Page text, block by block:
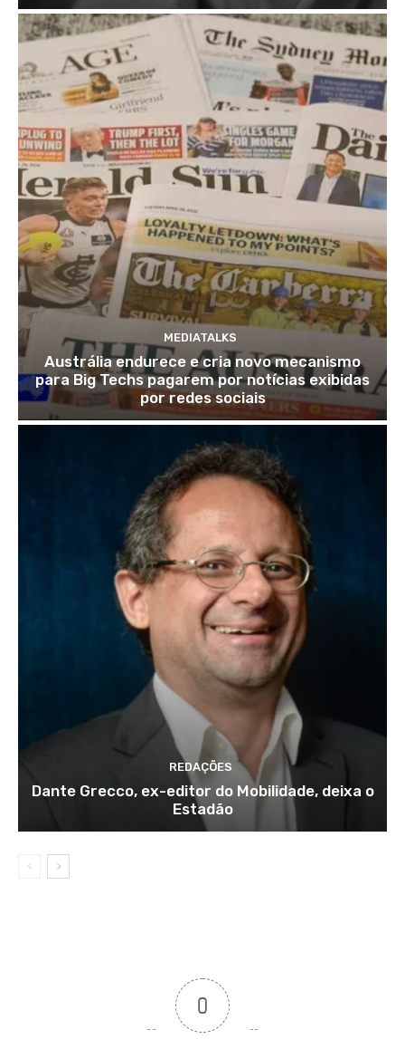
MEDIATALKS
Austrália endurece e cria novo mecanismo
para Big Techs pagarem por notícias exibidas
por redes sociais
REDAÇÕES
Dante Grecco, ex-editor do Mobilidade, deixa o
Estadão
0